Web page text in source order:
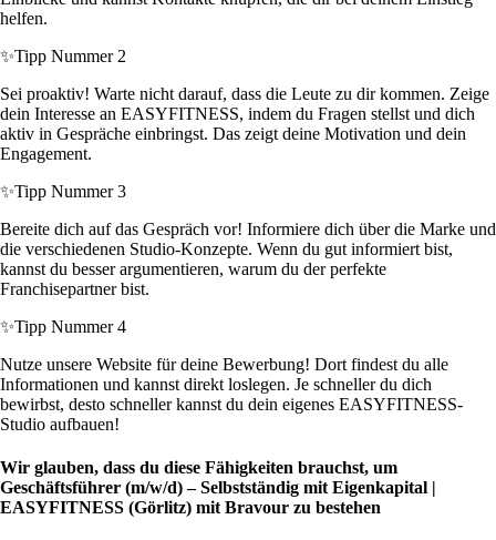
helfen.
✨Tipp Nummer 2
Sei proaktiv! Warte nicht darauf, dass die Leute zu dir kommen. Zeige
dein Interesse an EASYFITNESS, indem du Fragen stellst und dich
aktiv in Gespräche einbringst. Das zeigt deine Motivation und dein
Engagement.
✨Tipp Nummer 3
Bereite dich auf das Gespräch vor! Informiere dich über die Marke und
die verschiedenen Studio-Konzepte. Wenn du gut informiert bist,
kannst du besser argumentieren, warum du der perfekte
Franchisepartner bist.
✨Tipp Nummer 4
Nutze unsere Website für deine Bewerbung! Dort findest du alle
Informationen und kannst direkt loslegen. Je schneller du dich
bewirbst, desto schneller kannst du dein eigenes EASYFITNESS-
Studio aufbauen!
Wir glauben, dass du diese Fähigkeiten brauchst, um
Geschäftsführer (m/w/d) – Selbstständig mit Eigenkapital |
EASYFITNESS (Görlitz) mit Bravour zu bestehen